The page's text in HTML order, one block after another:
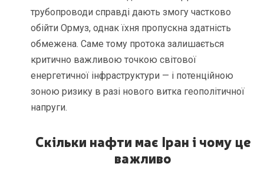
трубопроводи справді дають змогу частково
обійти Ормуз, однак їхня пропускна здатність
обмежена. Саме тому протока залишається
критично важливою точкою світової
енергетичної інфраструктури — і потенційною
зоною ризику в разі нового витка геополітичної
напруги.
Скільки нафти має Іран і чому це
важливо